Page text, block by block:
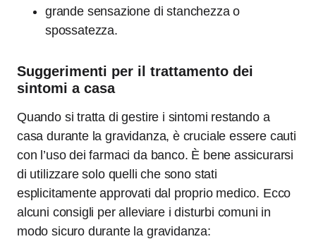
grande sensazione di stanchezza o
spossatezza.
Suggerimenti per il trattamento dei
sintomi a casa
Quando si tratta di gestire i sintomi restando a
casa durante la gravidanza, è cruciale essere cauti
con l’uso dei farmaci da banco. È bene assicurarsi
di utilizzare solo quelli che sono stati
esplicitamente approvati dal proprio medico. Ecco
alcuni consigli per alleviare i disturbi comuni in
modo sicuro durante la gravidanza: